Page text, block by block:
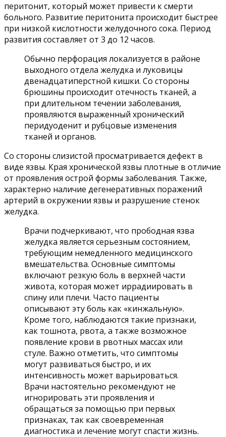
перитонит, который может привести к смерти
больного. Развитие перитонита происходит быстрее
при низкой кислотности желудочного сока. Период
развития составляет от 3 до 12 часов.
Обычно перфорация локализуется в районе
выходного отдела желудка и луковицы
двенадцатиперстной кишки. Со стороны
брюшины происходит отечность тканей, а
при длительном течении заболевания,
проявляются выраженный хронический
перидуоденит и рубцовые изменения
тканей и органов.
Со стороны слизистой просматривается дефект в
виде язвы. Края хронической язвы плотные в отличие
от проявления острой формы заболевания. Также,
характерно наличие дегенеративных поражений
артерий в окружении язвы и разрушение стенок
желудка.
Врачи подчеркивают, что прободная язва
желудка является серьезным состоянием,
требующим немедленного медицинского
вмешательства. Основные симптомы
включают резкую боль в верхней части
живота, которая может иррадиировать в
спину или плечи. Часто пациенты
описывают эту боль как «кинжальную».
Кроме того, наблюдаются такие признаки,
как тошнота, рвота, а также возможное
появление крови в рвотных массах или
стуле. Важно отметить, что симптомы
могут развиваться быстро, и их
интенсивность может варьироваться.
Врачи настоятельно рекомендуют не
игнорировать эти проявления и
обращаться за помощью при первых
признаках, так как своевременная
диагностика и лечение могут спасти жизнь.